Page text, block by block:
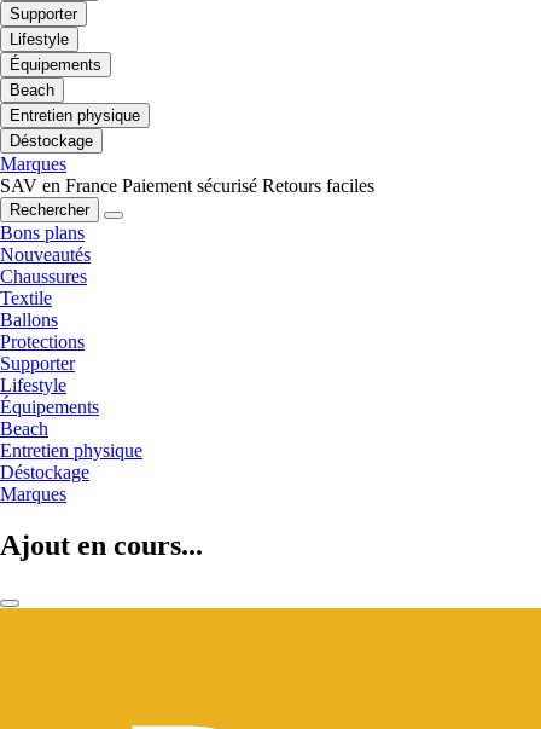
Supporter
Lifestyle
Équipements
Beach
Entretien physique
Déstockage
Marques
SAV en France Paiement sécurisé Retours faciles
Rechercher
Bons plans
Nouveautés
Chaussures
Textile
Ballons
Protections
Supporter
Lifestyle
Équipements
Beach
Entretien physique
Déstockage
Marques
Ajout en cours...